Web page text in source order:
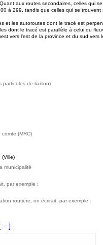
aux routes secondaires, celles qui
à 299, tandis que celles qui se
et les autoroutes dont le tracé est
dont le tracé est parallèle à celui du
vers l'est de la province et du sud vers
particules de liaison)
(MRC)
(Ville)
municipalité
par exemple :
routière, on écrirait, par exemple :
– ]